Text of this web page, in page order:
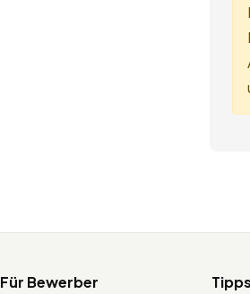
Für Bewerber Tipps